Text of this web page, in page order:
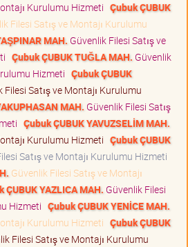
Kurulumu Hizmeti Çubuk ÇUBUK
Filesi Satış ve Montajı Kurulumu
MAH. Güvenlik Filesi Satış ve
Çubuk ÇUBUK TUĞLA MAH. Güvenlik
Hizmeti Çubuk ÇUBUK
Filesi Satış ve Montajı Kurulumu
MAH. Güvenlik Filesi Satış
Çubuk ÇUBUK YAVUZSELİM MAH.
Kurulumu Hizmeti Çubuk ÇUBUK
Satış ve Montajı Kurulumu Hizmeti
Güvenlik Filesi Satış ve Montajı
ÇUBUK YAZLICA MAH. Güvenlik Filesi
Hizmeti Çubuk ÇUBUK YENİCE MAH.
Kurulumu Hizmeti Çubuk ÇUBUK
Filesi Satış ve Montajı Kurulumu